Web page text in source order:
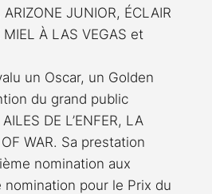
JUNIOR, ÉCLAIR
À LAS VEGAS et
un Oscar, un Golden
du grand public
DE L’ENFER, LA
WAR. Sa prestation
nomination aux
nomination pour le Prix du